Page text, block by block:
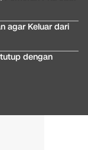
agar Keluar dari
dengan